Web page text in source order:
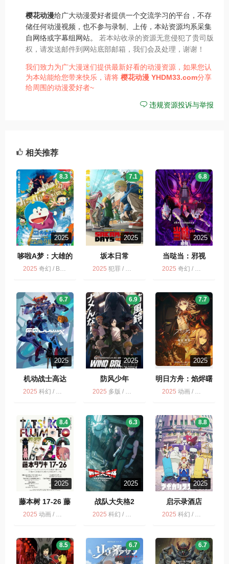
樱花动漫给广大动漫爱好者提供一个交流学习的平台，不存
储任何动漫视频，也不参与录制、上传，本站资源均系采集
自网络或字幕组网站。 若本站收录的资源无意侵犯了贵司版
权，请发送邮件到网站底部邮箱，我们会及处理，谢谢！
我们致力为广大漫迷们提供最新好看的动漫资源，如果您认
为本站能给您带来快乐，请将 樱花动漫 YHDM33.com分享
给周围的动漫爱好者~
违规资源投诉与举报
相关推荐
2025
哆啦A梦：大雄的
绘画奇遇记 映画
8.3
2025 奇幻 / BD多版 / 动画 / 冒险 / 喜剧
2025
坂本日常
7.1
2025 犯罪 / 惊悚 / 喜剧 / 动作 / 冒险 / 动画 / 多版
2025
当哒当：邪视
6.8
2025 奇幻 / 多版 / 喜剧 / 动画 / 动作
2025
机动战士高达
6.7
2025 科幻 / 动画 / 多版
2025
防风少年
6.9
2025 多版 / 剧情 / 动画 / 动作
2025
明日方舟：焰烬曙
明
7.7
2025 动画 / 多版 / 科幻 / 动作
2025
藤本树 17-26 藤
本タツキ 17-26
8.4
2025 动画 / 多版 / 奇幻 / 剧情 / 科幻 / 藤本树 17-26
2025
战队大失格2
6.3
2025 科幻 / 奇幻 / 战队大失格 第2季 / 动画 / 动作 / 冒险 / 多版 / 喜剧
2025
启示录酒店
8.8
2025 科幻 / 动画 / 启示录酒店 / 灾难 / 多版
8.5 6.7 6.7